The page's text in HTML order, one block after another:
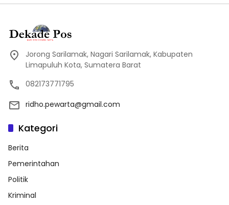
Jorong Sarilamak, Nagari Sarilamak, Kabupaten
Limapuluh Kota, Sumatera Barat
082173771795
ridho.pewarta@gmail.com
Kategori
Berita
Pemerintahan
Politik
Kriminal